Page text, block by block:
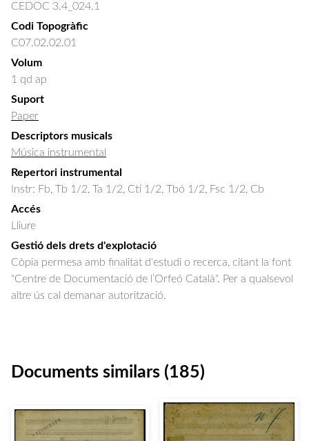
CEDOC 3.4_024.1
Codi Topogràfic
C07.02.02.01
Volum
1 qd ap
Suport
Paper
Descriptors musicals
Música instrumental
Repertori instrumental
Instr: Fb, Tb 1/2, Ta 1/2, Ctí 1/2, Tbó 1/2, Fsc 1/2, Cb
Accés
Lliure
Gestió dels drets d'explotació
Còpia permesa amb finalitat d'estudi o recerca, citant la font
"Centre de Documentació de l’Orfeó Català". Per a qualsevol
altre ús cal demanar autorització.
Documents similars (185)